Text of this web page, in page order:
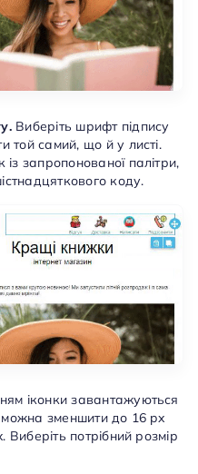
Виберіть шрифт підпису
той самий, що й у листі.
запропонованої палітри,
коду.
іконки завантажуються
можна зменшити до 16 px
Виберіть потрібний розмір